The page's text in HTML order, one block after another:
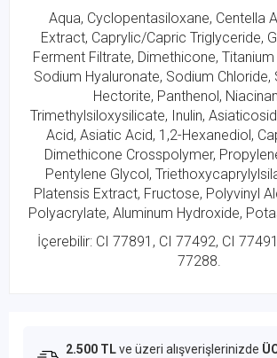
Aqua, Cyclopentasiloxane, Centella
Extract, Caprylic/Capric Triglyceride,
Ferment Filtrate, Dimethicone,
Sodium Hyaluronate, Sodium Chloride,
Hectorite, Panthenol,
Trimethylsiloxysilicate, Inulin,
Acid, Asiatic Acid, 1,2-Hexanediol,
Dimethicone Crosspolymer,
Pentylene Glycol,
Platensis Extract, Fructose, Polyvinyl
Polyacrylate, Aluminum Hydroxide,
İçerebilir: CI 77891, CI 77492, CI
77288.
2.500 TLve üzeri alışverişlerinizde